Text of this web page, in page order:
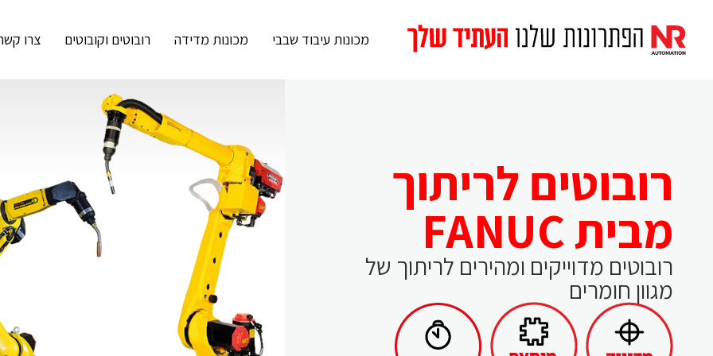
מכונות עיבוד שבבי מכונות מדידה רובוטים וקובוטים צרו
רובוטים לריתוך
מבית FANUC
רובוטים מדוייקים ומהירים לריתוך של
מגוון חומרים